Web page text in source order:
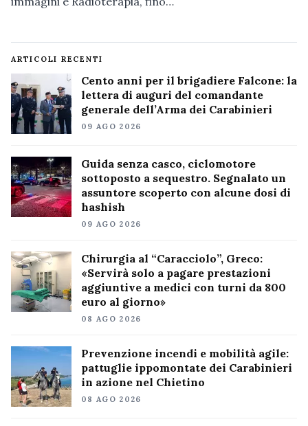
ARTICOLI RECENTI
Cento anni per il brigadiere Falcone: la
lettera di auguri del comandante
generale dell’Arma dei Carabinieri
09 AGO 2026
Guida senza casco, ciclomotore
sottoposto a sequestro. Segnalato un
assuntore scoperto con alcune dosi di
hashish
09 AGO 2026
Chirurgia al “Caracciolo”, Greco:
«Servirà solo a pagare prestazioni
aggiuntive a medici con turni da 800
euro al giorno»
08 AGO 2026
Prevenzione incendi e mobilità agile:
pattuglie ippomontate dei Carabinieri
in azione nel Chietino
08 AGO 2026